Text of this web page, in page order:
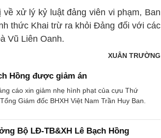
xử lý kỷ luật đảng viên vi phạm, Ban
thức Khai trừ ra khỏi Đảng đối với các
Vũ Liên Oanh.
XUÂN TRƯỜNG
Hồng được giảm án
cáo xin giảm nhẹ hình phạt của cựu Thứ
Giám đốc BHXH Việt Nam Trần Huy Ban.
Bộ LĐ-TB&XH Lê Bạch Hồng